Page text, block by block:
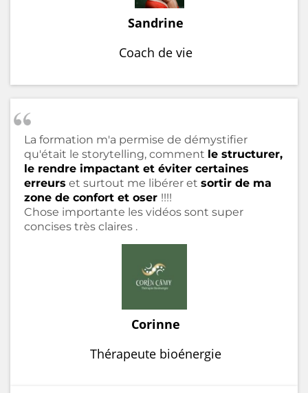
Sandrine
Coach de vie
La formation m'a permise de démystifier
qu'était le storytelling, comment le structurer,
le rendre impactant et éviter certaines
erreurs et surtout me libérer et sortir de ma
zone de confort et oser !!!!
Chose importante les vidéos sont super
concises très claires .
Corinne
Thérapeute bioénergie